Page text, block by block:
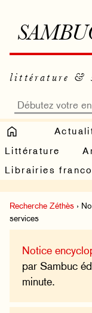
littérature &
Littérature
Librairies
Recherche Zéthès ›
services
Notice
par Sambuc
minute.